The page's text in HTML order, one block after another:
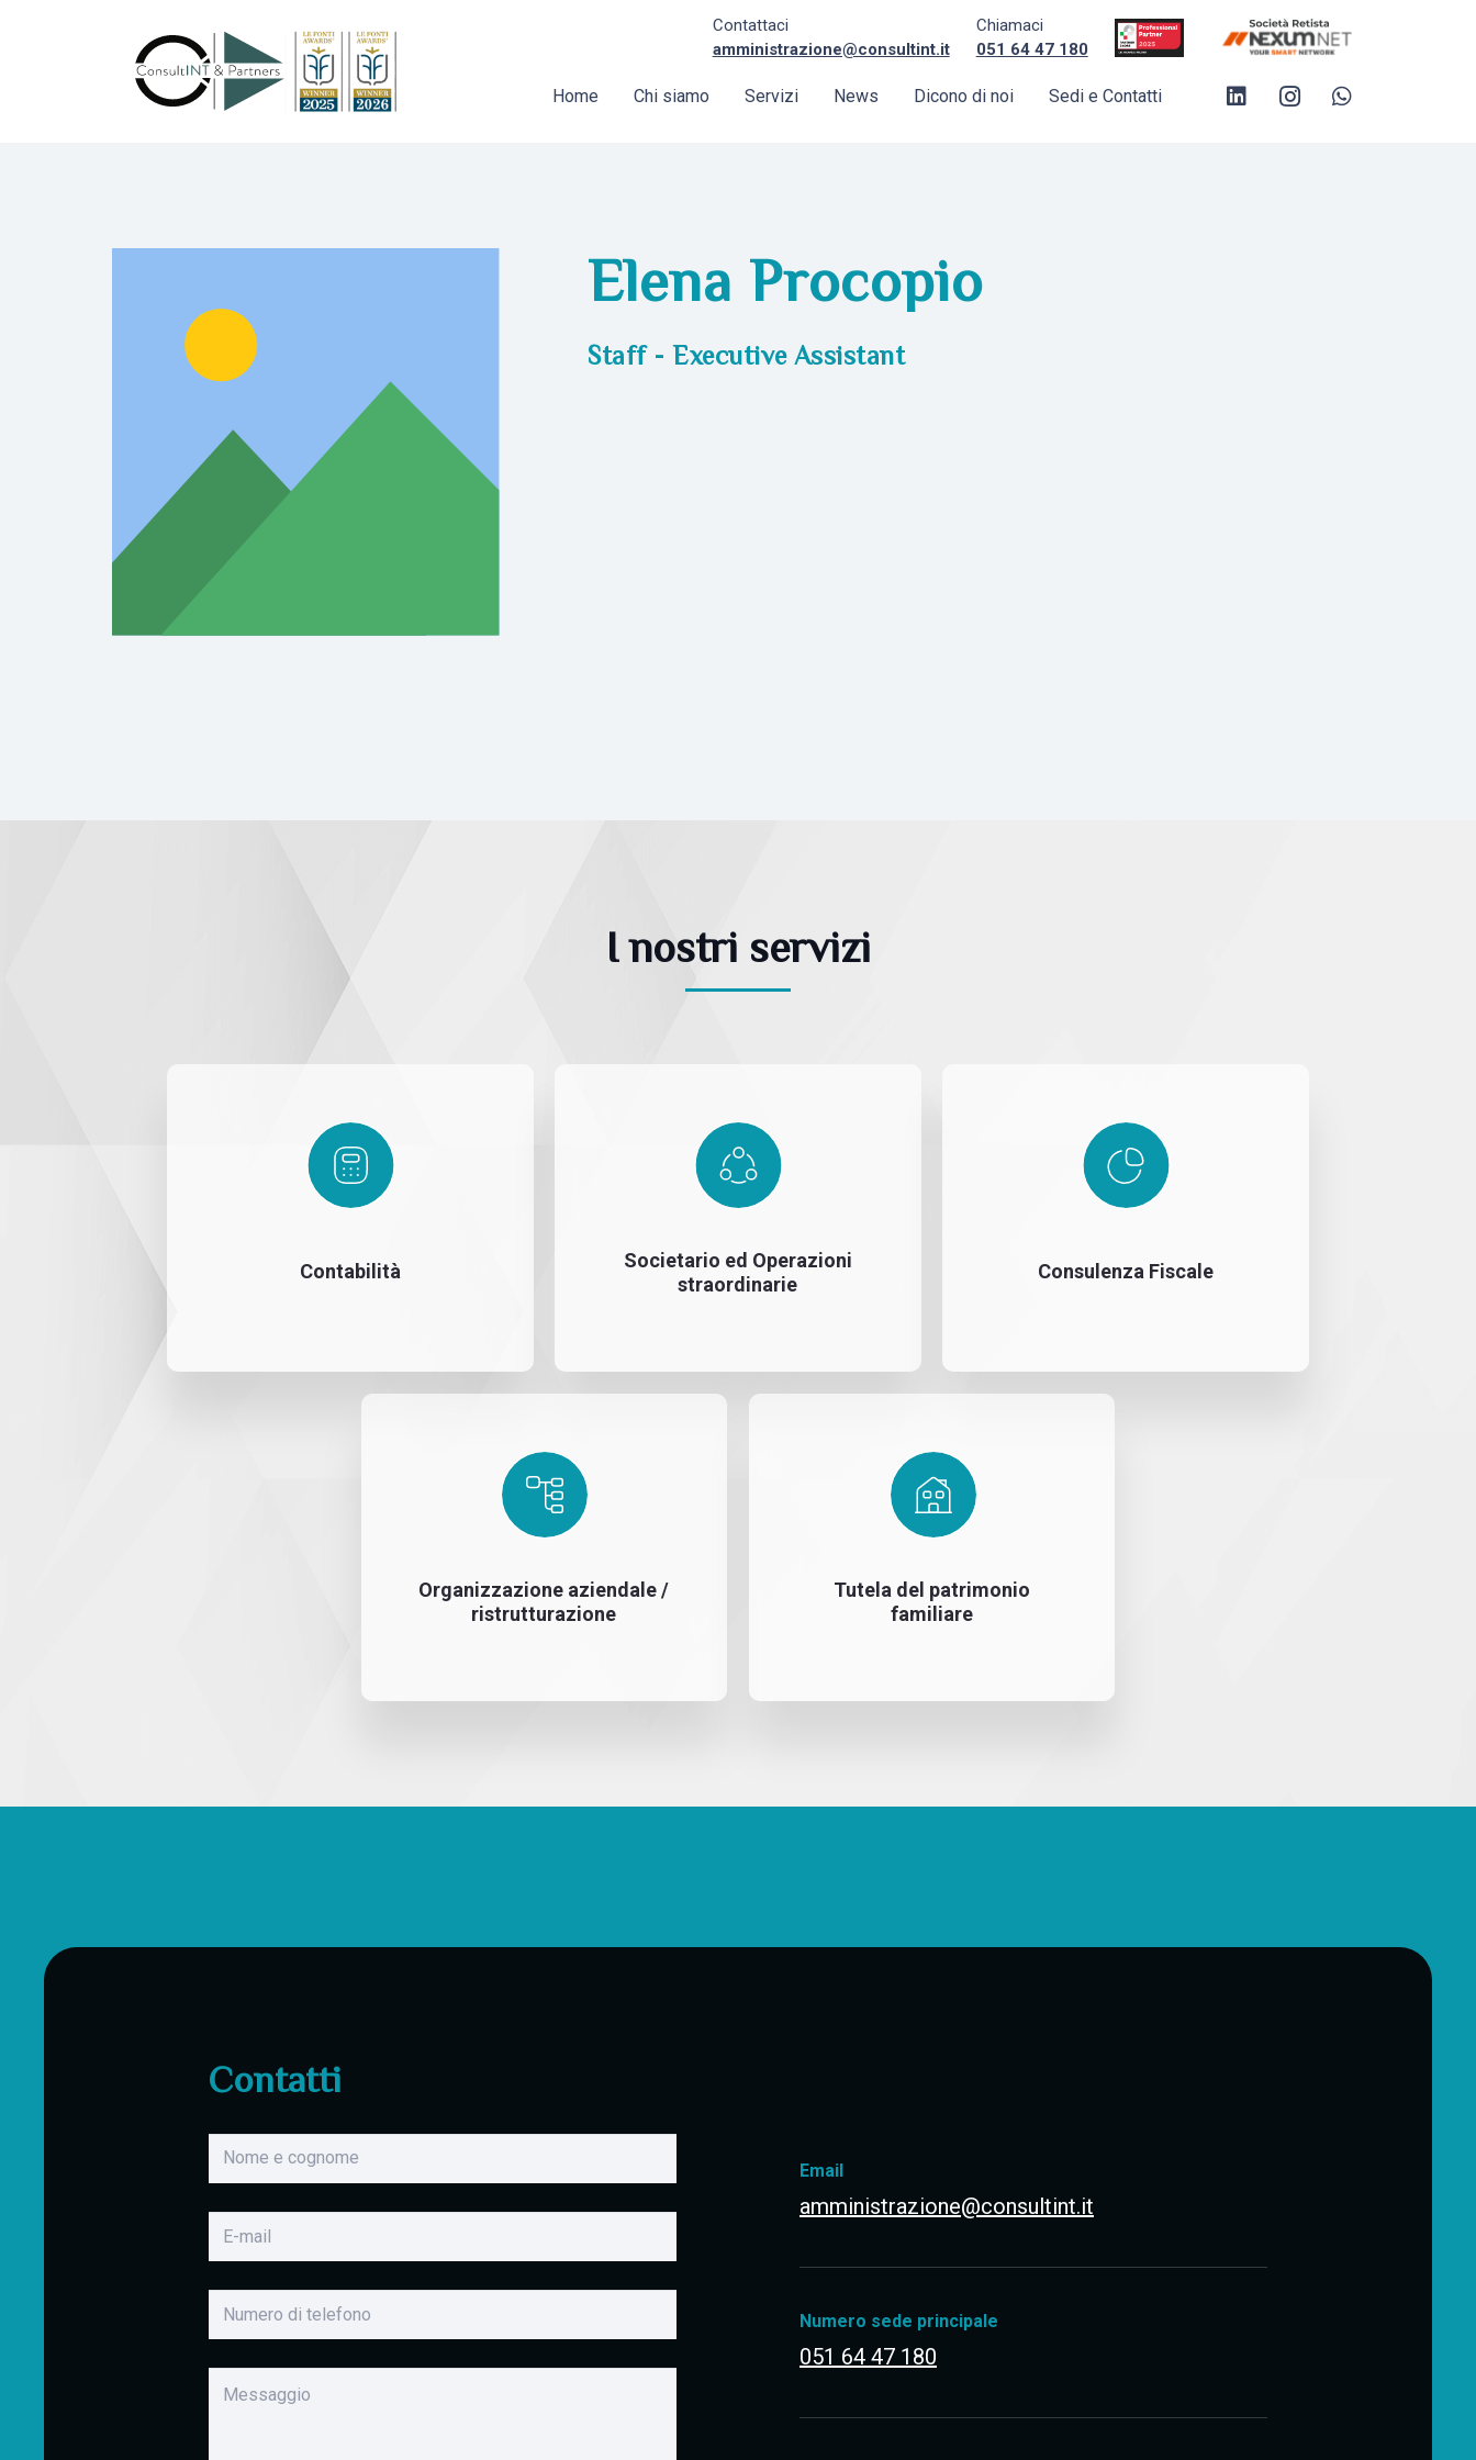
Contattaci
amministrazione@consultint.it
Chiamaci
051 64 47 180
Home Chi siamo Servizi News Dicono di noi Sedi e Contatti
Elena Procopio
Staff - Executive Assistant
I nostri servizi
Contabilità
Societario ed Operazioni
straordinarie
Consulenza Fiscale
Organizzazione aziendale /
ristrutturazione
Tutela del patrimonio
familiare
Contatti
Email
amministrazione@consultint.it
Numero sede principale
051 64 47 180